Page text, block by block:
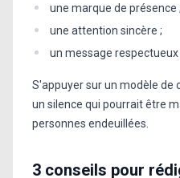
une marque de présence ;
une attention sincère ;
un message respectueux
S'appuyer sur un modèle
un silence qui pourrait être
personnes endeuillées.
3 conseils pour